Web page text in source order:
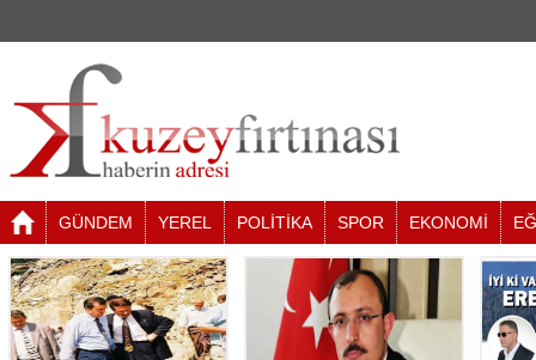
GÜNDEM YEREL POLİTİKA SPOR EKONOMİ